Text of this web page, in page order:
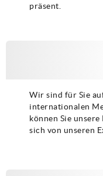
präsent.
Wir sind für Sie
internationalen
können Sie
sich von unseren